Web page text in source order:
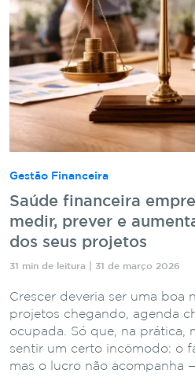
Gestão Financeira
Saúde financeira
medir, prever e
dos seus projetos
31 min de leitura | 31 de março 2026
Crescer deveria ser uma boa
projetos chegando, agenda
ocupada. Só que, na prática,
sentir um certo incômodo: o
mas o lucro não acompanha